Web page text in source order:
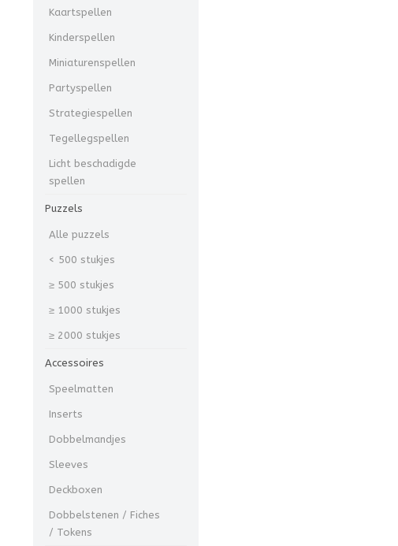
Kaartspellen
Kinderspellen
Miniaturenspellen
Partyspellen
Strategiespellen
Tegellegspellen
Licht beschadigde
spellen
Puzzels
Alle puzzels
< 500 stukjes
≥ 500 stukjes
≥ 1000 stukjes
≥ 2000 stukjes
Accessoires
Speelmatten
Inserts
Dobbelmandjes
Sleeves
Deckboxen
Dobbelstenen / Fiches
/ Tokens